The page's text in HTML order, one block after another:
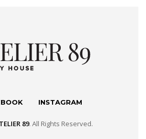
INSTAGRAM
89. All Rights Reserved.